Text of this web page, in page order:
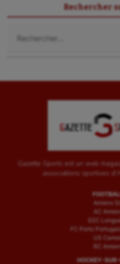
Rechercher
Gazette Sports est un web
associations sportives
Amiens SC
AC
ESC
FC Porto
US
RC
HOCKEY-